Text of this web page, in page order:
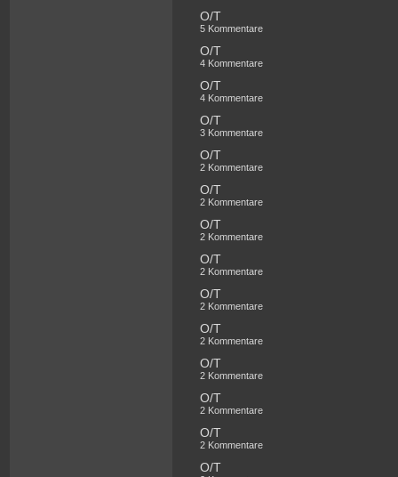
O/T
5 Kommentare
O/T
4 Kommentare
O/T
4 Kommentare
O/T
3 Kommentare
O/T
2 Kommentare
O/T
2 Kommentare
O/T
2 Kommentare
O/T
2 Kommentare
O/T
2 Kommentare
O/T
2 Kommentare
O/T
2 Kommentare
O/T
2 Kommentare
O/T
2 Kommentare
O/T